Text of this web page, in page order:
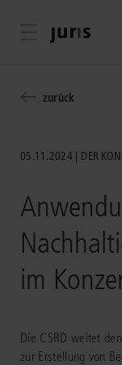
Menü öffnen
zurück
05.11.2024 DER
im
Die CSRD weitet
zur Erstellung von